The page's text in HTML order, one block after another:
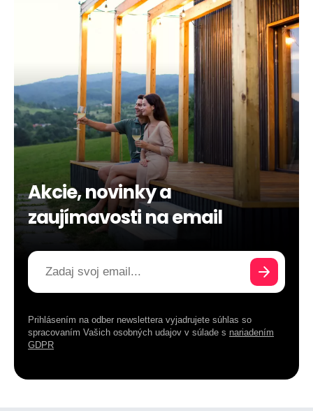
Akcie, novinky a
zaujímavosti na email
Prihlásením na odber newslettera vyjadrujete súhlas so
spracovaním Vašich osobných udajov v súlade s nariadením
GDPR